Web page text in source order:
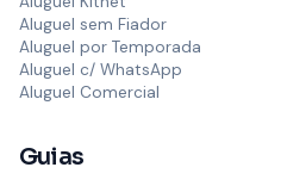
Aluguel sem Fiador
Aluguel por Temporada
Aluguel c/ WhatsApp
Aluguel Comercial
Guias